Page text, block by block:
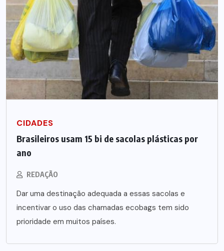
CIDADES
Brasileiros usam 15 bi de sacolas plásticas por
ano
REDAÇÃO
Dar uma destinação adequada a essas sacolas e
incentivar o uso das chamadas ecobags tem sido
prioridade em muitos países.